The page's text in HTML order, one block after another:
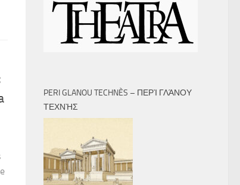
PERI GLANOU TECHNÈS – ΠΕΡῚ ΓΛΆΝΟΥ
ΤΕΧΝῊΣ